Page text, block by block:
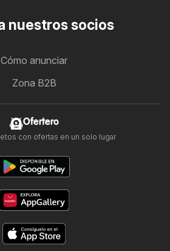
nuestros socios
Cómo anunciar
Zona B2B
Ofertero
con ofertas en un solo lugar